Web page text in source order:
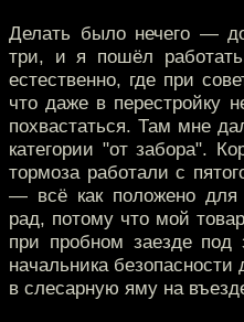
Делать было нечего —
три, и я пошёл
естественно, где при
что даже в перестройку
похвастаться. Там мне
категории "от забора".
тормоза работали с
— всё как положено
рад, потому что мой
при пробном заезде под
начальника
в слесарную яму на